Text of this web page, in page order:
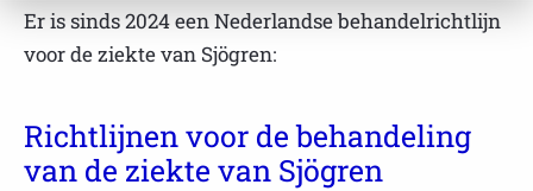
Er is sinds 2024 een Nederlandse behandelrichtlijn
voor de ziekte van Sjögren:
Richtlijnen voor de behandeling
van de ziekte van Sjögren